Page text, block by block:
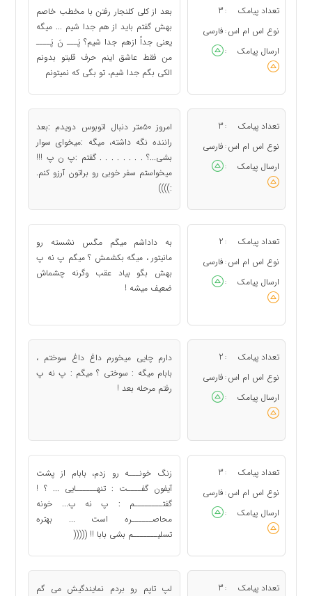
تعداد پیامک :
3
نوع اس ام اس : فارسی
ارسال پیامک
:
بعد از کلی کلنجار رفتن با مخطب خاصم
بهش گفتم باید از هم جدا شیم ... میگه
یعنی جداً ازهم جدا شیم؟ پَـــ نَ پَــــ
من فقط عاشق اینم حرف قلبتو بدونم
الکی بگم جدا شیم، تو بگی که نمیتونم
تعداد پیامک :
3
نوع اس ام اس : فارسی
ارسال پیامک
:
امروز ۵۰متر دنبال اتوبوس دویدم :بعد
راننده نگه داشته، میگه :میخوای سوار
بشی...؟ . . . . . . . . گفتم :پ ن پ !!!
میخواستم سفر خوبی رو براتون آرزو کنم.
:))))
تعداد پیامک :
2
نوع اس ام اس : فارسی
ارسال پیامک
:
به داداشم میگم مگس نشسته رو
مانیتور ، میگه بکشمش ؟ میگم پ نه پ
بهش بگو بیاد عقب وگرنه چشماش
ضعیف میشه !
تعداد پیامک :
2
نوع اس ام اس : فارسی
ارسال پیامک
:
دارم چایی میخورم داغ داغ سوختم ،
بابام میگه : سوختی ؟ میگم : پ نه پ
رفتم مرحله بعد !
تعداد پیامک :
3
نوع اس ام اس : فارسی
ارسال پیامک
:
ﺯﻧﮓ ﺧﻮﻧـــﻪ ﺭﻭ ﺯﺩﻡ، ﺑﺎﺑﺎﻡ ﺍﺯ ﭘﺸﺖ
ﺁﯾﻔﻮﻥ ﮔﻔــــﺖ : ﺗﻨﻬــــــﺎﯾﯽ ... ؟ !
ﮔﻔﺘــــــــﻢ : پ نه پ... ﺧﻮﻧﻪ
ﻣﺤﺎﺻــــــﺮﻩ ﺍﺳﺖ ... ﺑﻬﺘﺮﻩ
ﺗﺴﻠﯿـــــــﻢ بشی ﺑﺎﺑﺎ !! (((((
تعداد پیامک :
3
لپ ﺗﺎﭘﻢ ﺭﻭ ﺑﺮﺩﻡ ﻧﻤﺎﯾﻨﺪﮔﯿﺶ ﻣﯽ ﮔﻢ